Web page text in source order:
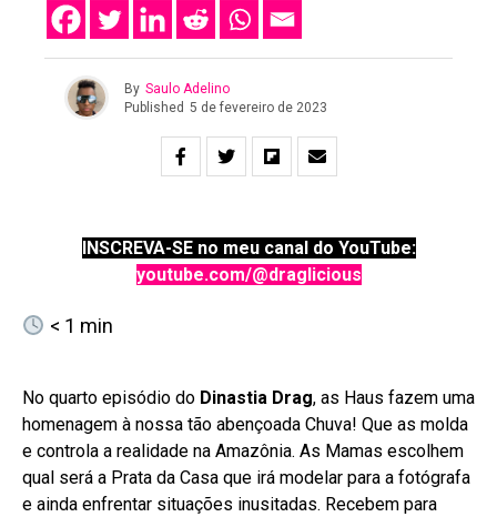
By Saulo Adelino
Published 5 de fevereiro de 2023
INSCREVA-SE no meu canal do YouTube:
youtube.com/@draglicious
< 1 min
No quarto episódio do Dinastia Drag, as Haus fazem uma
homenagem à nossa tão abençoada Chuva! Que as molda
e controla a realidade na Amazônia. As Mamas escolhem
qual será a Prata da Casa que irá modelar para a fotógrafa
e ainda enfrentar situações inusitadas. Recebem para